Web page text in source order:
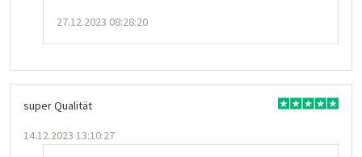
27.12.2023 08:28:20
super Qualität
14.12.2023 13:10:27